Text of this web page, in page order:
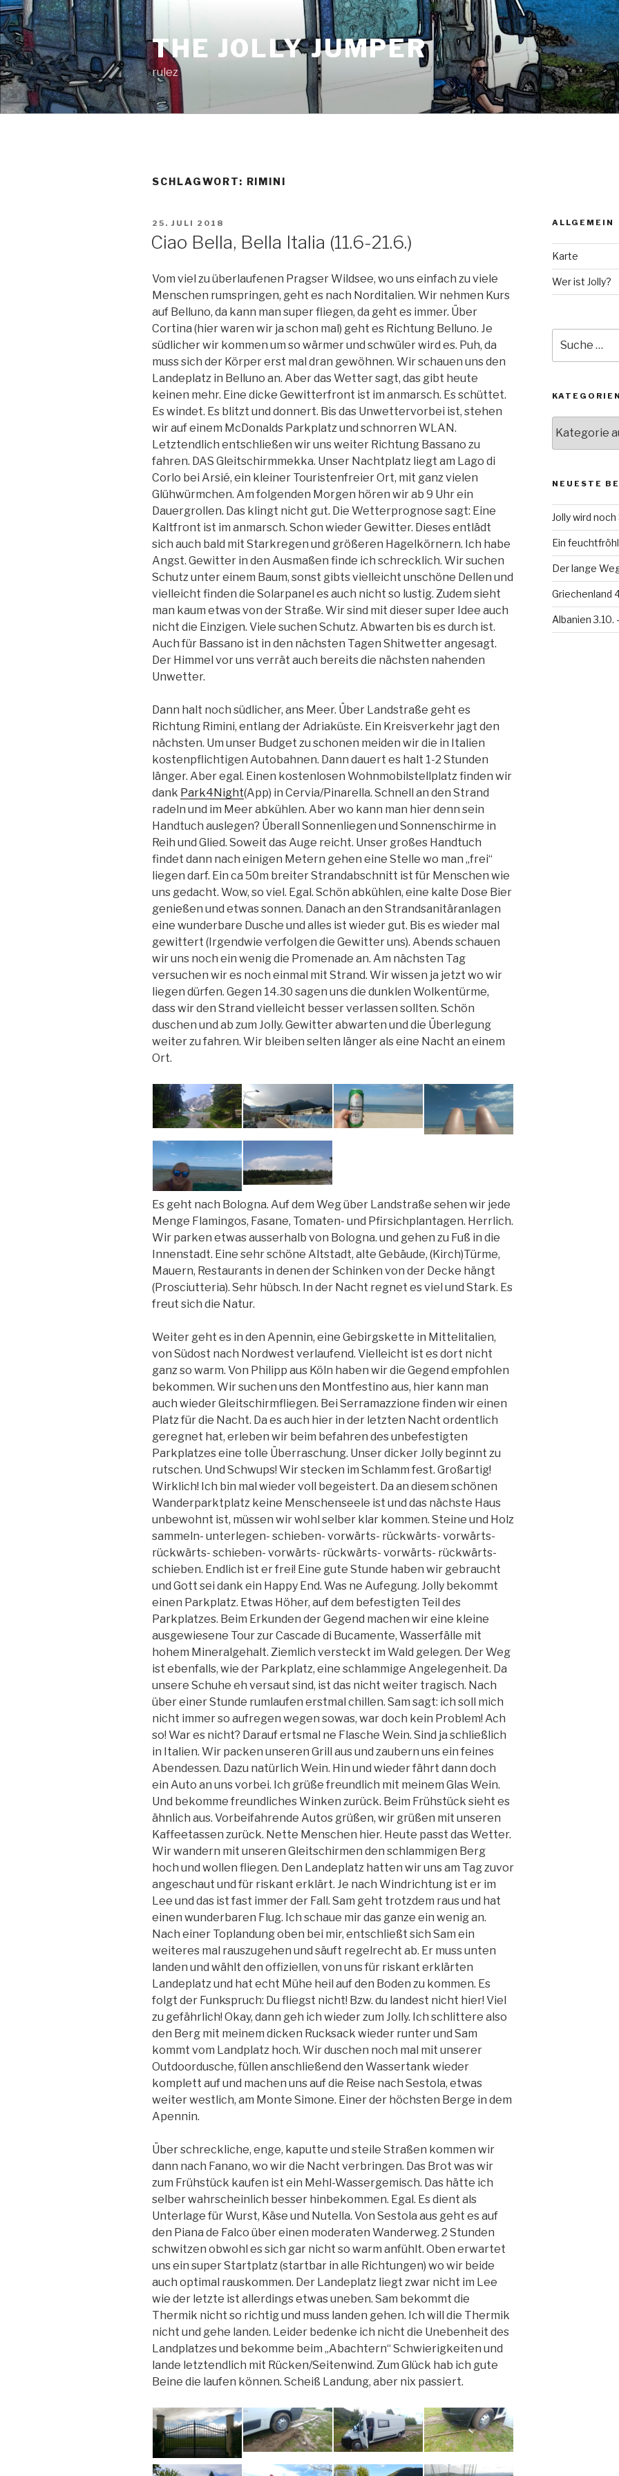
Zum
Inhalt
springen
THE JOLLY JUMPER
rulez
SCHLAGWORT: RIMINI
VERÖFFENTLICHT
25. JULI 2018
Ciao Bella, Bella Italia (11.6-21.6.)
Vom viel zu überlaufenen Pragser Wildsee, wo uns einfach zu viele
Menschen rumspringen, geht es nach Norditalien. Wir nehmen Kurs
auf Belluno, da kann man super fliegen, da geht es immer. Über
Cortina (hier waren wir ja schon mal) geht es Richtung Belluno. Je
südlicher wir kommen um so wärmer und schwüler wird es. Puh, da
muss sich der Körper erst mal dran gewöhnen. Wir schauen uns den
Landeplatz in Belluno an. Aber das Wetter sagt, das gibt heute
keinen mehr. Eine dicke Gewitterfront ist im anmarsch. Es schüttet.
Es windet. Es blitzt und donnert. Bis das Unwettervorbei ist, stehen
wir auf einem McDonalds Parkplatz und schnorren WLAN.
Letztendlich entschließen wir uns weiter Richtung Bassano zu
fahren. DAS Gleitschirmmekka. Unser Nachtplatz liegt am Lago di
Corlo bei Arsié, ein kleiner Touristenfreier Ort, mit ganz vielen
Glühwürmchen. Am folgenden Morgen hören wir ab 9 Uhr ein
Dauergrollen. Das klingt nicht gut. Die Wetterprognose sagt: Eine
Kaltfront ist im anmarsch. Schon wieder Gewitter. Dieses entlädt
sich auch bald mit Starkregen und größeren Hagelkörnern. Ich habe
Angst. Gewitter in den Ausmaßen finde ich schrecklich. Wir suchen
Schutz unter einem Baum, sonst gibts vielleicht unschöne Dellen und
vielleicht finden die Solarpanel es auch nicht so lustig. Zudem sieht
man kaum etwas von der Straße. Wir sind mit dieser super Idee auch
nicht die Einzigen. Viele suchen Schutz. Abwarten bis es durch ist.
Auch für Bassano ist in den nächsten Tagen Shitwetter angesagt.
Der Himmel vor uns verrät auch bereits die nächsten nahenden
Unwetter.
Dann halt noch südlicher, ans Meer. Über Landstraße geht es
Richtung Rimini, entlang der Adriaküste. Ein Kreisverkehr jagt den
nächsten. Um unser Budget zu schonen meiden wir die in Italien
kostenpflichtigen Autobahnen. Dann dauert es halt 1-2 Stunden
länger. Aber egal. Einen kostenlosen Wohnmobilstellplatz finden wir
dank Park4Night(App) in Cervia/Pinarella. Schnell an den Strand
radeln und im Meer abkühlen. Aber wo kann man hier denn sein
Handtuch auslegen? Überall Sonnenliegen und Sonnenschirme in
Reih und Glied. Soweit das Auge reicht. Unser großes Handtuch
findet dann nach einigen Metern gehen eine Stelle wo man „frei“
liegen darf. Ein ca 50m breiter Strandabschnitt ist für Menschen wie
uns gedacht. Wow, so viel. Egal. Schön abkühlen, eine kalte Dose Bier
genießen und etwas sonnen. Danach an den Strandsanitäranlagen
eine wunderbare Dusche und alles ist wieder gut. Bis es wieder mal
gewittert (Irgendwie verfolgen die Gewitter uns). Abends schauen
wir uns noch ein wenig die Promenade an. Am nächsten Tag
versuchen wir es noch einmal mit Strand. Wir wissen ja jetzt wo wir
liegen dürfen. Gegen 14.30 sagen uns die dunklen Wolkentürme,
dass wir den Strand vielleicht besser verlassen sollten. Schön
duschen und ab zum Jolly. Gewitter abwarten und die Überlegung
weiter zu fahren. Wir bleiben selten länger als eine Nacht an einem
Ort.
Es geht nach Bologna. Auf dem Weg über Landstraße sehen wir jede
Menge Flamingos, Fasane, Tomaten- und Pfirsichplantagen. Herrlich.
Wir parken etwas ausserhalb von Bologna. und gehen zu Fuß in die
Innenstadt. Eine sehr schöne Altstadt, alte Gebäude, (Kirch)Türme,
Mauern, Restaurants in denen der Schinken von der Decke hängt
(Prosciutteria). Sehr hübsch. In der Nacht regnet es viel und Stark. Es
freut sich die Natur.
Weiter geht es in den Apennin, eine Gebirgskette in Mittelitalien,
von Südost nach Nordwest verlaufend. Vielleicht ist es dort nicht
ganz so warm. Von Philipp aus Köln haben wir die Gegend empfohlen
bekommen. Wir suchen uns den Montfestino aus, hier kann man
auch wieder Gleitschirmfliegen. Bei Serramazzione finden wir einen
Platz für die Nacht. Da es auch hier in der letzten Nacht ordentlich
geregnet hat, erleben wir beim befahren des unbefestigten
Parkplatzes eine tolle Überraschung. Unser dicker Jolly beginnt zu
rutschen. Und Schwups! Wir stecken im Schlamm fest. Großartig!
Wirklich! Ich bin mal wieder voll begeistert. Da an diesem schönen
Wanderparktplatz keine Menschenseele ist und das nächste Haus
unbewohnt ist, müssen wir wohl selber klar kommen. Steine und Holz
sammeln- unterlegen- schieben- vorwärts- rückwärts- vorwärts-
rückwärts- schieben- vorwärts- rückwärts- vorwärts- rückwärts-
schieben. Endlich ist er frei! Eine gute Stunde haben wir gebraucht
und Gott sei dank ein Happy End. Was ne Aufegung. Jolly bekommt
einen Parkplatz. Etwas Höher, auf dem befestigten Teil des
Parkplatzes. Beim Erkunden der Gegend machen wir eine kleine
ausgewiesene Tour zur Cascade di Bucamente, Wasserfälle mit
hohem Mineralgehalt. Ziemlich versteckt im Wald gelegen. Der Weg
ist ebenfalls, wie der Parkplatz, eine schlammige Angelegenheit. Da
unsere Schuhe eh versaut sind, ist das nicht weiter tragisch. Nach
über einer Stunde rumlaufen erstmal chillen. Sam sagt: ich soll mich
nicht immer so aufregen wegen sowas, war doch kein Problem! Ach
so! War es nicht? Darauf ertsmal ne Flasche Wein. Sind ja schließlich
in Italien. Wir packen unseren Grill aus und zaubern uns ein feines
Abendessen. Dazu natürlich Wein. Hin und wieder fährt dann doch
ein Auto an uns vorbei. Ich grüße freundlich mit meinem Glas Wein.
Und bekomme freundliches Winken zurück. Beim Frühstück sieht es
ähnlich aus. Vorbeifahrende Autos grüßen, wir grüßen mit unseren
Kaffeetassen zurück. Nette Menschen hier. Heute passt das Wetter.
Wir wandern mit unseren Gleitschirmen den schlammigen Berg
hoch und wollen fliegen. Den Landeplatz hatten wir uns am Tag zuvor
angeschaut und für riskant erklärt. Je nach Windrichtung ist er im
Lee und das ist fast immer der Fall. Sam geht trotzdem raus und hat
einen wunderbaren Flug. Ich schaue mir das ganze ein wenig an.
Nach einer Toplandung oben bei mir, entschließt sich Sam ein
weiteres mal rauszugehen und säuft regelrecht ab. Er muss unten
landen und wählt den offiziellen, von uns für riskant erklärten
Landeplatz und hat echt Mühe heil auf den Boden zu kommen. Es
folgt der Funkspruch: Du fliegst nicht! Bzw. du landest nicht hier! Viel
zu gefährlich! Okay, dann geh ich wieder zum Jolly. Ich schlittere also
den Berg mit meinem dicken Rucksack wieder runter und Sam
kommt vom Landplatz hoch. Wir duschen noch mal mit unserer
Outdoordusche, füllen anschließend den Wassertank wieder
komplett auf und machen uns auf die Reise nach Sestola, etwas
weiter westlich, am Monte Simone. Einer der höchsten Berge in dem
Apennin.
Über schreckliche, enge, kaputte und steile Straßen kommen wir
dann nach Fanano, wo wir die Nacht verbringen. Das Brot was wir
zum Frühstück kaufen ist ein Mehl-Wassergemisch. Das hätte ich
selber wahrscheinlich besser hinbekommen. Egal. Es dient als
Unterlage für Wurst, Käse und Nutella. Von Sestola aus geht es auf
den Piana de Falco über einen moderaten Wanderweg. 2 Stunden
schwitzen obwohl es sich gar nicht so warm anfühlt. Oben erwartet
uns ein super Startplatz (startbar in alle Richtungen) wo wir beide
auch optimal rauskommen. Der Landeplatz liegt zwar nicht im Lee
wie der letzte ist allerdings etwas uneben. Sam bekommt die
Thermik nicht so richtig und muss landen gehen. Ich will die Thermik
nicht und gehe landen. Leider bedenke ich nicht die Unebenheit des
Landplatzes und bekomme beim „Abachtern“ Schwierigkeiten und
lande letztendlich mit Rücken/Seitenwind. Zum Glück hab ich gute
Beine die laufen können. Scheiß Landung, aber nix passiert.
ALLGEMEIN
Karte
Wer ist Jolly?
nach:
KATEGORIEN
NEUESTE
Jolly wird
Ein
Der lange
Griechenland
Albanien 3.10.